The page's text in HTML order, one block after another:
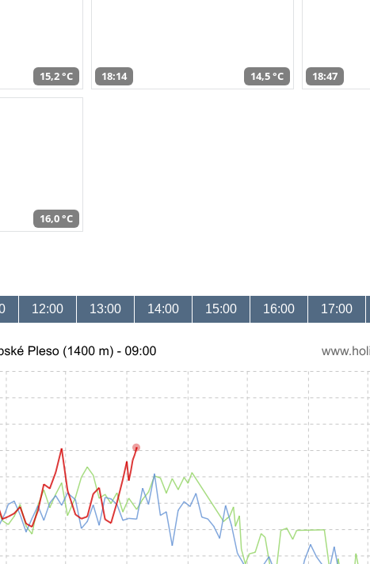
15,2 °C 18:14 14,5 °C 18:47
16,0 °C
12:00 13:00 14:00 15:00 16:00 17:00